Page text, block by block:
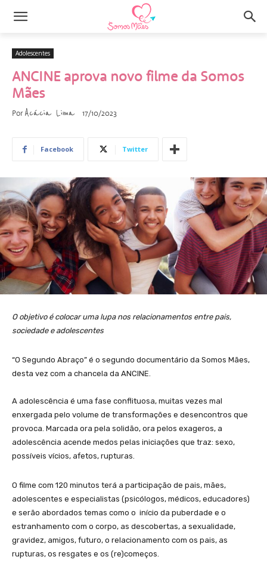
Adolescentes
ANCINE aprova novo filme da Somos
Mães
Por Acácia Lima 17/10/2023
Facebook Twitter
O objetivo é colocar uma lupa nos relacionamentos entre pais,
sociedade e adolescentes
“O Segundo Abraço” é o segundo documentário da Somos Mães,
desta vez com a chancela da ANCINE.
A adolescência é uma fase conflituosa, muitas vezes mal
enxergada pelo volume de transformações e desencontros que
provoca. Marcada ora pela solidão, ora pelos exageros, a
adolescência acende medos pelas iniciações que traz: sexo,
possíveis vícios, afetos, rupturas.
O filme com 120 minutos terá a participação de pais, mães,
adolescentes e especialistas (psicólogos, médicos, educadores)
e serão abordados temas como o início da puberdade e o
estranhamento com o corpo, as descobertas, a sexualidade,
gravidez, amigos, futuro, o relacionamento com os pais, as
rupturas, os resgates e os (re)começos.